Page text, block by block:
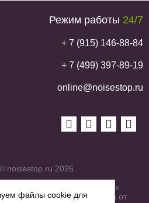
Режим работы 24/7
+ 7 (915) 146-88-84
+ 7 (499) 397-89-19
online@noisestop.ru
noisestop.ru 2026.
на сайте приведена в целях
цвета могут отличаться от
файлы cookie для